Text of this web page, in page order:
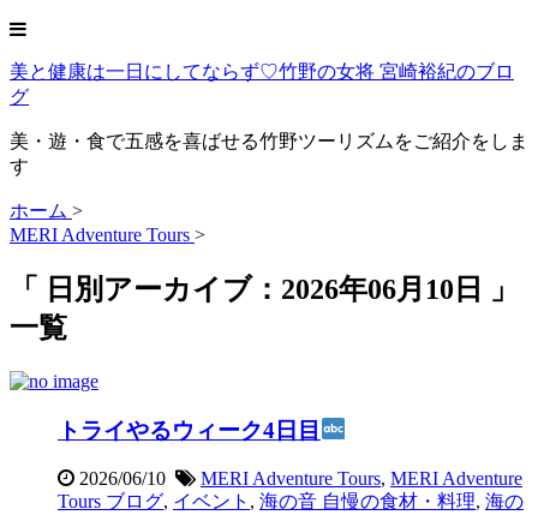
美と健康は一日にしてならず♡竹野の女将 宮崎裕紀のブロ
グ
美・遊・食で五感を喜ばせる竹野ツーリズムをご紹介をしま
す
ホーム >
MERI Adventure Tours >
「 日別アーカイブ：2026年06月10日 」
一覧
トライやるウィーク4日目
2026/06/10 MERI Adventure Tours, MERI Adventure
Tours ブログ, イベント , 海の音 自慢の食材・料理, 海の